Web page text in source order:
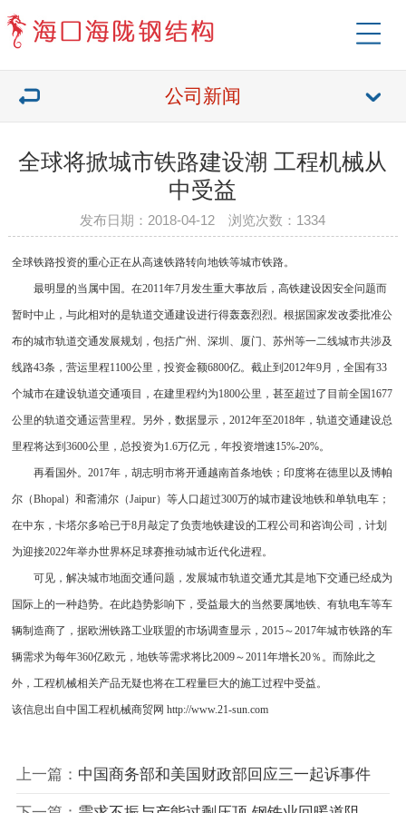
公司新闻
全球将掀城市铁路建设潮 工程机械从
中受益
发布日期：2018-04-12 浏览次数：1334
全球铁路投资的重心正在从高速铁路转向地铁等城市铁路。
最明显的当属中国。在2011年7月发生重大事故后，高铁建设因安全问题而
暂时中止，与此相对的是轨道交通建设进行得轰轰烈烈。根据国家发改委批准公
布的城市轨道交通发展规划，包括广州、深圳、厦门、苏州等一二线城市共涉及
线路43条，营运里程1100公里，投资金额6800亿。截止到2012年9月，全国有33
个城市在建设轨道交通项目，在建里程约为1800公里，甚至超过了目前全国1677
公里的轨道交通运营里程。另外，数据显示，2012年至2018年，轨道交通建设总
里程将达到3600公里，总投资为1.6万亿元，年投资增速15%-20%。
再看国外。2017年，胡志明市将开通越南首条地铁；印度将在德里以及博帕
尔（Bhopal）和斋浦尔（Jaipur）等人口超过300万的城市建设地铁和单轨电车；
在中东，卡塔尔多哈已于8月敲定了负责地铁建设的工程公司和咨询公司，计划
为迎接2022年举办世界杯足球赛推动城市近代化进程。
可见，解决城市地面交通问题，发展城市轨道交通尤其是地下交通已经成为
国际上的一种趋势。在此趋势影响下，受益最大的当然要属地铁、有轨电车等车
辆制造商了，据欧洲铁路工业联盟的市场调查显示，2015～2017年城市铁路的车
辆需求为每年360亿欧元，地铁等需求将比2009～2011年增长20％。而除此之
外，工程机械相关产品无疑也将在工程量巨大的施工过程中受益。
该信息出自中国工程机械商贸网 http://www.21-sun.com
上一篇： 中国商务部和美国财政部回应三一起诉事件